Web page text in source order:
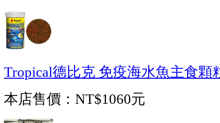
Tropical德比克 免疫海水魚主食顆
本店售價： NT$1060元